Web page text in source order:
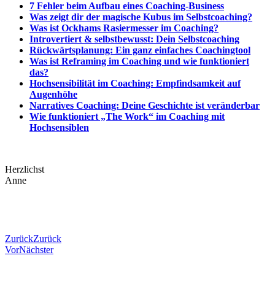
7 Fehler beim Aufbau eines Coaching-Business
Was zeigt dir der magische Kubus im Selbstcoaching?
Was ist Ockhams Rasiermesser im Coaching?
Introvertiert & selbstbewusst: Dein Selbstcoaching
Rückwärtsplanung: Ein ganz einfaches Coachingtool
Was ist Reframing im Coaching und wie funktioniert
das?
Hochsensibilität im Coaching: Empfindsamkeit auf
Augenhöhe
Narratives Coaching: Deine Geschichte ist veränderbar
Wie funktioniert „The Work“ im Coaching mit
Hochsensiblen
Herzlichst
Anne
ZurückZurück
VorNächster